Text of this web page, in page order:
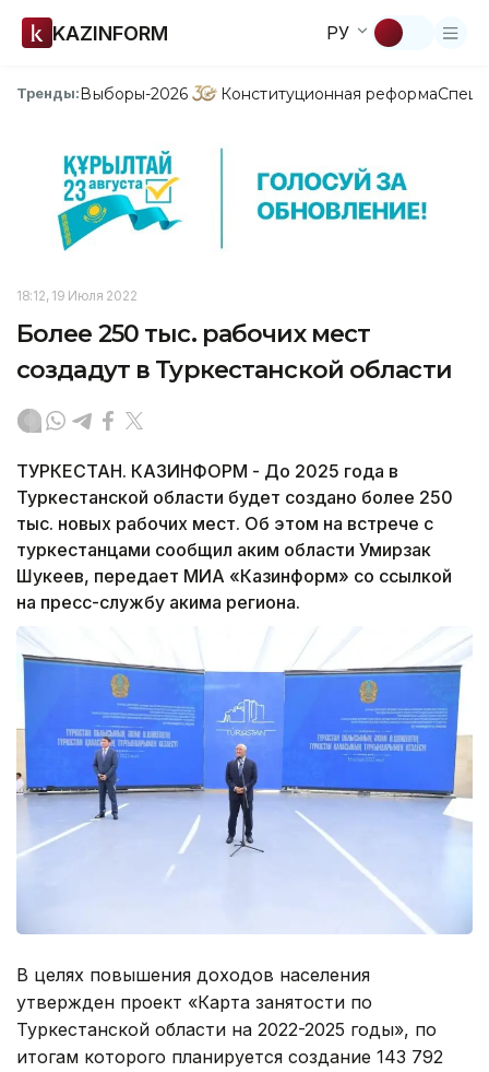
KAZINFORM РУ
Тренды:Выборы-2026 Конституционная реформа
18:12, 19 Июля 2022
Более 250 тыс. рабочих мест
создадут в Туркестанской области
ТУРКЕСТАН. КАЗИНФОРМ - До 2025 года в
Туркестанской области будет создано более 250
тыс. новых рабочих мест. Об этом на встрече с
туркестанцами сообщил аким области Умирзак
Шукеев, передает МИА «Казинформ» со ссылкой
на пресс-службу акима региона.
В целях повышения доходов населения
утвержден проект «Карта занятости по
Туркестанской области на 2022-2025 годы», по
итогам которого планируется создание 143 792